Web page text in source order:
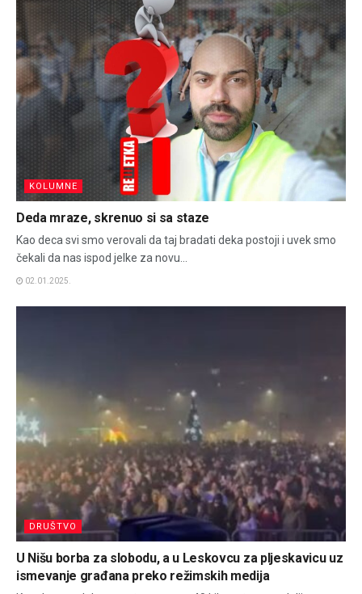
KOLUMNE
Deda mraze, skrenuo si sa staze
Kao deca svi smo verovali da taj bradati deka postoji i uvek smo
čekali da nas ispod jelke za novu...
02.01.2025.
DRUŠTVO
U Nišu borba za slobodu, a u Leskovcu za pljeskavicu uz
ismevanje građana preko režimskih medija